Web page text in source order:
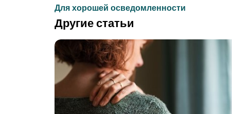
Для хорошей осведомленности
Другие статьи